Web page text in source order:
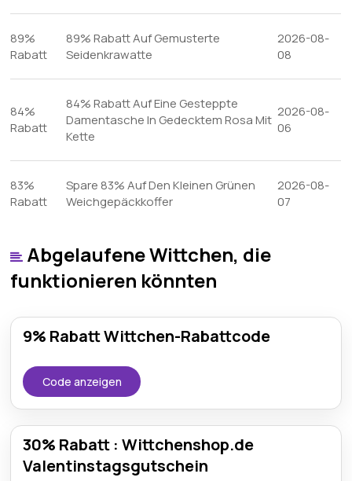
89%
Rabatt
89% Rabatt Auf Gemusterte
Seidenkrawatte
2026-08-
08
84%
Rabatt
84% Rabatt Auf Eine Gesteppte
Damentasche In Gedecktem Rosa Mit
Kette
2026-08-
06
83%
Rabatt
Spare 83% Auf Den Kleinen Grünen
Weichgepäckkoffer
2026-08-
07
Abgelaufene Wittchen, die
funktionieren könnten
9% Rabatt Wittchen-Rabattcode
Code anzeigen
30% Rabatt : Wittchenshop.de
Valentinstagsgutschein